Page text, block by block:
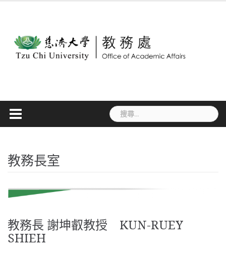
搜
尋
教務長室
教務長 謝坤叡教授 KUN-RUEY
SHIEH